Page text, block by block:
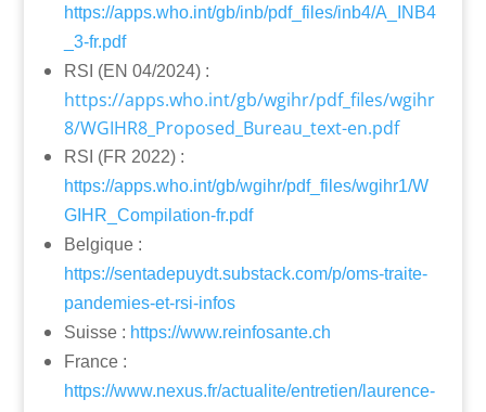
https://apps.who.int/gb/inb/pdf_files/inb4/A_INB4
_3-fr.pdf
RSI (EN 04/2024) :
https://apps.who.int/gb/wgihr/pdf_files/wgihr
8/WGIHR8_Proposed_Bureau_text-en.pdf
RSI (FR 2022) :
https://apps.who.int/gb/wgihr/pdf_files/wgihr1/W
GIHR_Compilation-fr.pdf
Belgique :
https://sentadepuydt.substack.com/p/oms-traite-
pandemies-et-rsi-infos
Suisse : https://www.reinfosante.ch
France :
https://www.nexus.fr/actualite/entretien/laurence-